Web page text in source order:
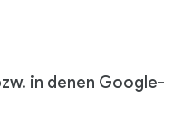
in denen Google-